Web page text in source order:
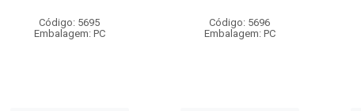
Código: 5695
Embalagem: PC
Código: 5696
Embalagem: PC